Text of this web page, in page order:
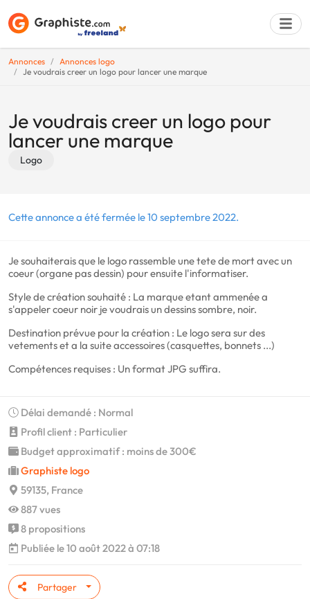
Annonces
Annonces logo
Je voudrais creer un logo pour lancer une marque
Je voudrais creer un logo pour
lancer une marque
Logo
Cette annonce a été fermée le 10 septembre 2022.
Je souhaiterais que le logo rassemble une tete de mort avec un
coeur (organe pas dessin) pour ensuite l'informatiser.
Style de création souhaité : La marque etant ammenée a
s'appeler coeur noir je voudrais un dessins sombre, noir.
Destination prévue pour la création : Le logo sera sur des
vetements et a la suite accessoires (casquettes, bonnets ...)
Compétences requises : Un format JPG suffira.
Délai demandé : Normal
Profil client : Particulier
Budget approximatif : moins de 300€
Graphiste logo
59135, France
887 vues
8 propositions
Publiée le 10 août 2022 à 07:18
Partager